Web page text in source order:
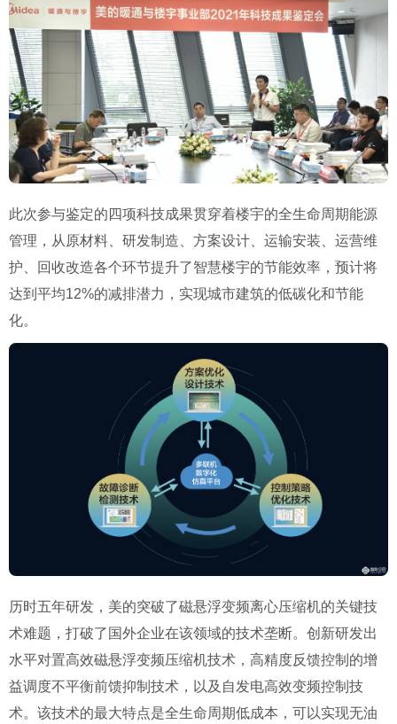
此次参与鉴定的四项科技成果贯穿着楼宇的全生命周期能源
管理，从原材料、研发制造、方案设计、运输安装、运营维
护、回收改造各个环节提升了智慧楼宇的节能效率，预计将
达到平均12%的减排潜力，实现城市建筑的低碳化和节能
化。
历时五年研发，美的突破了磁悬浮变频离心压缩机的关键技
术难题，打破了国外企业在该领域的技术垄断。创新研发出
水平对置高效磁悬浮变频压缩机技术，高精度反馈控制的增
益调度不平衡前馈抑制技术，以及自发电高效变频控制技
术。该技术的最大特点是全生命周期低成本，可以实现无油